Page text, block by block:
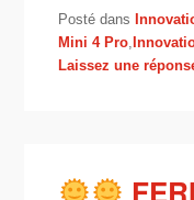
Posté dans
Mini 4 Pro
Laissez une